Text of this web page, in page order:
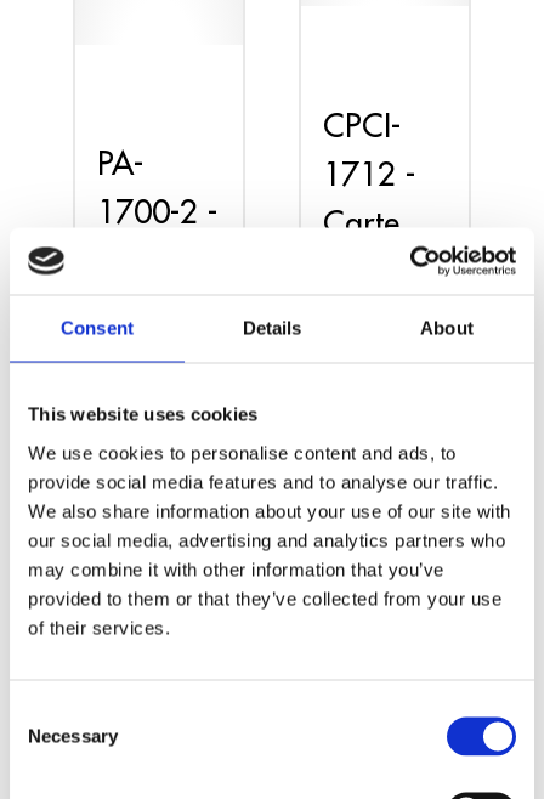
Consent Details About
This website uses cookies
We use cookies to personalise content and ads, to
provide social media features and to analyse our traffic.
We also share information about your use of our site with
our social media, advertising and analytics partners who
may combine it with other information that you’ve
provided to them or that they’ve collected from your use
of their services.
Selection
Necessary
PA-
1700-2 -
Entrées
de
comptage
CPCI-
1712 -
Carte
comptage